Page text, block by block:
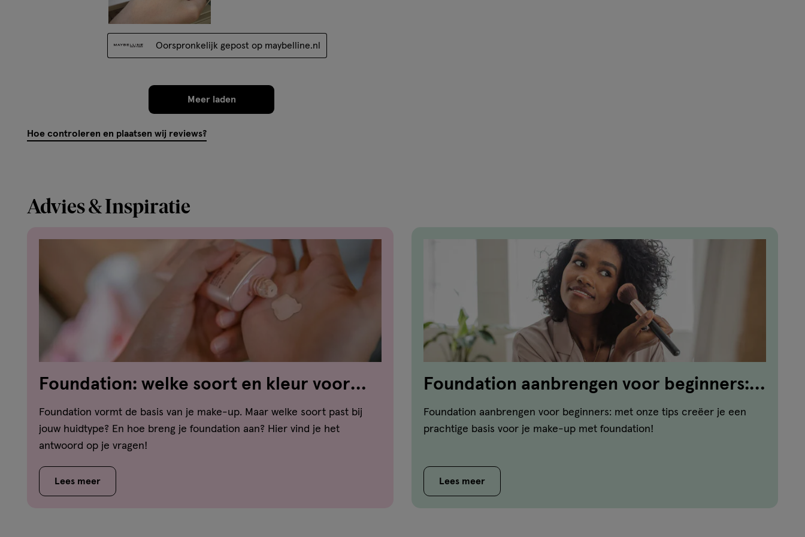
Oorspronkelijk gepost op maybelline.nl
Meer laden
Hoe controleren en plaatsen wij reviews?
Advies & Inspiratie
Foundation: welke soort en kleur voor
welk huidtype?
Foundation vormt de basis van je make-up. Maar welke soort past bij
jouw huidtype? En hoe breng je foundation aan? Hier vind je het
antwoord op je vragen!
Lees meer
Foundation aanbrengen voor beginners:
zo doe je dat!
Foundation aanbrengen voor beginners: met onze tips creëer je een
prachtige basis voor je make-up met foundation!
Lees meer